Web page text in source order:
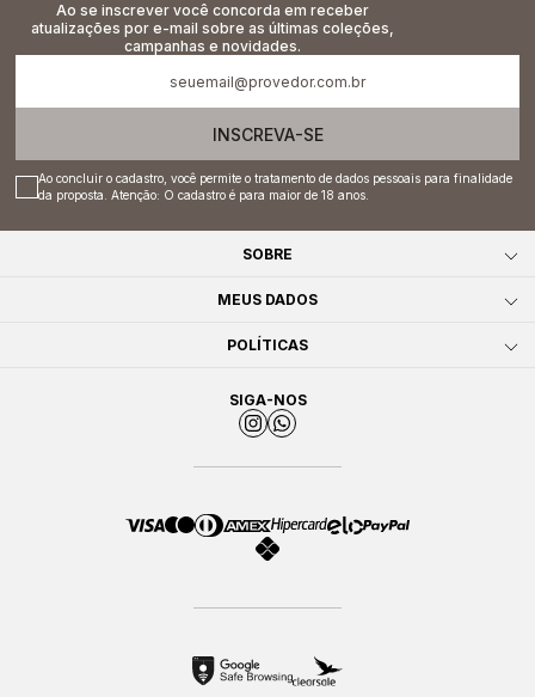
Ao se inscrever você concorda em receber
atualizações por e-mail sobre as últimas coleções,
campanhas e novidades.
INSCREVA-SE
Ao concluir o cadastro, você permite o tratamento de dados pessoais para finalidade
da proposta. Atenção: O cadastro é para maior de 18 anos.
SOBRE
MEUS DADOS
POLÍTICAS
SIGA-NOS